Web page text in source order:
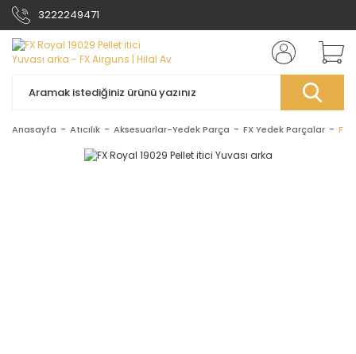
3222249471
Anasayfa Atıcılık Aksesuarlar-Yedek Parça FX Yedek Parçalar FX